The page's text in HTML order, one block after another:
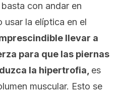
con andar en
usar la elíptica en el
llevar a
para que las piernas
la hipertrofia, es
muscular. Esto se